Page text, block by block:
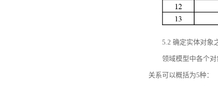
5.2 确定实体对象
领域模型中各个
关系可以概括为5种：